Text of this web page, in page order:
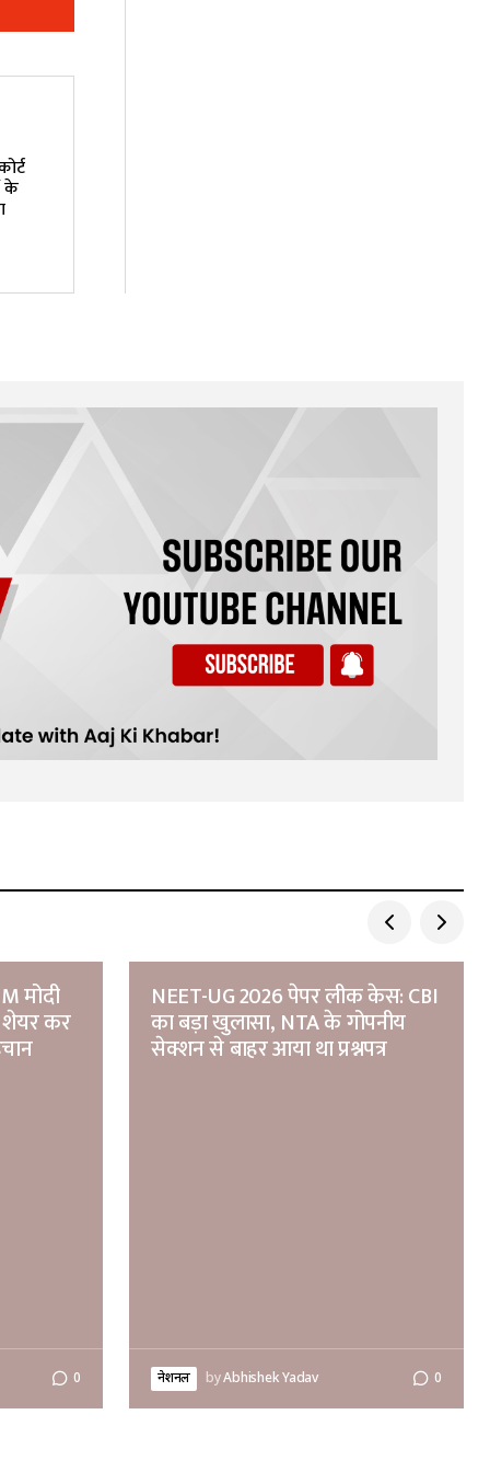
के
मोदी
शेयर कर
0
NEET-UG 2026 पेपर लीक केस: CBI
का बड़ा खुलासा, NTA के गोपनीय
सेक्शन से बाहर आया था प्रश्नपत्र
नेशनल byAbhishek Yadav 0